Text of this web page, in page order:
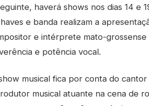
haverá shows nos dias 14 e
e banda realizam a
e intérprete mato-grossense
e potência vocal.
musical fica por conta do
musical atuante na cena de